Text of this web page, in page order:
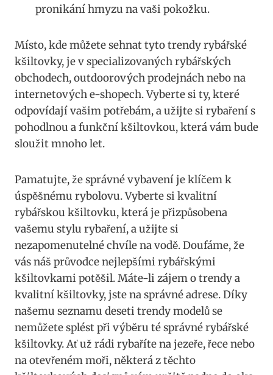
⁤pronikání⁤ hmyzu na⁢ vaši pokožku.
Místo, kde ​můžete sehnat tyto trendy rybářské
kšiltovky, je v specializovaných rybářských
obchodech, outdoorových prodejnách ‍nebo na
internetových e-shopech. Vyberte‌ si ‍ty, které
‍odpovídají vašim potřebám, a‍ užijte si rybaření s
pohodlnou a⁢ funkční kšiltovkou, která vám bude
⁤sloužit mnoho let.
Pamatujte, že správné vybavení je klíčem k ​
úspěšnému​ rybolovu. Vyberte‌ si kvalitní
rybářskou kšiltovku, která je přizpůsobena‌
vašemu stylu rybaření,⁢ a užijte si
nezapomenutelné chvíle na vodě. ⁢Doufáme, že
vás ‍náš průvodce nejlepšími rybářskými
kšiltovkami potěšil. Máte-li zájem o trendy a
kvalitní kšiltovky, jste ⁢na správné adrese. Díky
našemu seznamu deseti trendy modelů se
nemůžete splést při výběru⁣ té správné rybářské
kšiltovky. Ať ⁢už ‌rádi rybaříte na‍ jezeře, řece‌ nebo
na otevřeném moři, některá z‍ těchto​